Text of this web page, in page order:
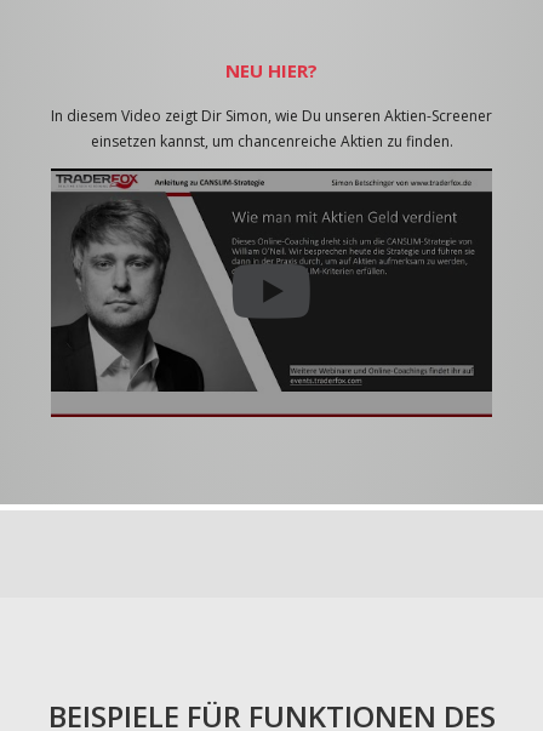
NEU HIER?
In diesem Video zeigt Dir Simon, wie Du unseren Aktien-Screener
einsetzen kannst, um chancenreiche Aktien zu finden.
BEISPIELE FÜR FUNKTIONEN DES